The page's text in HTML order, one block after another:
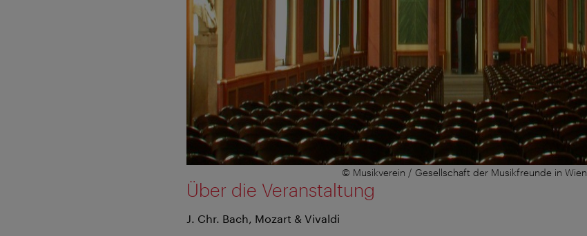
© Musikverein / Gesellschaft der Musikfreunde in Wien
Über die Veranstaltung
J. Chr. Bach, Mozart & Vivaldi